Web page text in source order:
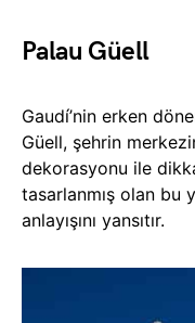
Palau Güell
Gaudí’nin erken
Güell, şehrin
dekorasyonu ile
tasarlanmış olan bu
anlayışını yansıtır.